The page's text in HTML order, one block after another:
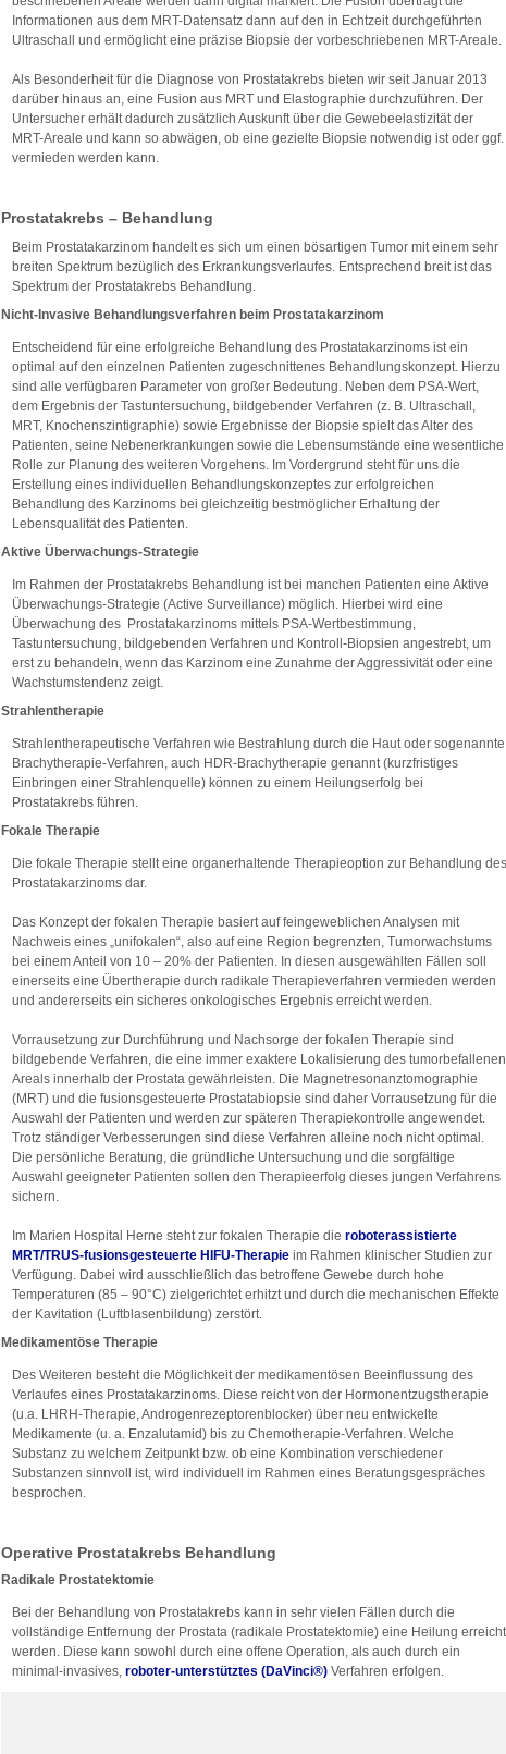
Informationen aus dem MRT-Datensatz dann auf den in Echtzeit durchgeführten
Ultraschall und ermöglicht eine präzise Biopsie der vorbeschriebenen MRT-Areale.
Als Besonderheit für die Diagnose von Prostatakrebs bieten wir seit Januar 2013
darüber hinaus an, eine Fusion aus MRT und Elastographie durchzuführen. Der
Untersucher erhält dadurch zusätzlich Auskunft über die Gewebeelastizität der
MRT-Areale und kann so abwägen, ob eine gezielte Biopsie notwendig ist oder ggf.
vermieden werden kann.
Prostatakrebs – Behandlung
Beim Prostatakarzinom handelt es sich um einen bösartigen Tumor mit einem sehr
breiten Spektrum bezüglich des Erkrankungsverlaufes. Entsprechend breit ist das
Spektrum der Prostatakrebs Behandlung.
Nicht-Invasive Behandlungsverfahren beim Prostatakarzinom
Entscheidend für eine erfolgreiche Behandlung des Prostatakarzinoms ist ein
optimal auf den einzelnen Patienten zugeschnittenes Behandlungskonzept. Hierzu
sind alle verfügbaren Parameter von großer Bedeutung. Neben dem PSA-Wert,
dem Ergebnis der Tastuntersuchung, bildgebender Verfahren (z. B. Ultraschall,
MRT, Knochenszintigraphie) sowie Ergebnisse der Biopsie spielt das Alter des
Patienten, seine Nebenerkrankungen sowie die Lebensumstände eine wesentliche
Rolle zur Planung des weiteren Vorgehens. Im Vordergrund steht für uns die
Erstellung eines individuellen Behandlungskonzeptes zur erfolgreichen
Behandlung des Karzinoms bei gleichzeitig bestmöglicher Erhaltung der
Lebensqualität des Patienten.
Aktive Überwachungs-Strategie
Im Rahmen der Prostatakrebs Behandlung ist bei manchen Patienten eine Aktive
Überwachungs-Strategie (Active Surveillance) möglich. Hierbei wird eine
Überwachung des Prostatakarzinoms mittels PSA-Wertbestimmung,
Tastuntersuchung, bildgebenden Verfahren und Kontroll-Biopsien angestrebt, um
erst zu behandeln, wenn das Karzinom eine Zunahme der Aggressivität oder eine
Wachstumstendenz zeigt.
Strahlentherapie
Strahlentherapeutische Verfahren wie Bestrahlung durch die Haut oder sogenannte
Brachytherapie-Verfahren, auch HDR-Brachytherapie genannt (kurzfristiges
Einbringen einer Strahlenquelle) können zu einem Heilungserfolg bei
Prostatakrebs führen.
Fokale Therapie
Die fokale Therapie stellt eine organerhaltende Therapieoption zur Behandlung des
Prostatakarzinoms dar.
Das Konzept der fokalen Therapie basiert auf feingeweblichen Analysen mit
Nachweis eines „unifokalen“, also auf eine Region begrenzten, Tumorwachstums
bei einem Anteil von 10 – 20% der Patienten. In diesen ausgewählten Fällen soll
einerseits eine Übertherapie durch radikale Therapieverfahren vermieden werden
und andererseits ein sicheres onkologisches Ergebnis erreicht werden.
Vorrausetzung zur Durchführung und Nachsorge der fokalen Therapie sind
bildgebende Verfahren, die eine immer exaktere Lokalisierung des tumorbefallenen
Areals innerhalb der Prostata gewährleisten. Die Magnetresonanztomographie
(MRT) und die fusionsgesteuerte Prostatabiopsie sind daher Vorrausetzung für die
Auswahl der Patienten und werden zur späteren Therapiekontrolle angewendet.
Trotz ständiger Verbesserungen sind diese Verfahren alleine noch nicht optimal.
Die persönliche Beratung, die gründliche Untersuchung und die sorgfältige
Auswahl geeigneter Patienten sollen den Therapieerfolg dieses jungen Verfahrens
sichern.
Im Marien Hospital Herne steht zur fokalen Therapie die roboterassistierte
MRT/TRUS-fusionsgesteuerte HIFU-Therapie im Rahmen klinischer Studien zur
Verfügung. Dabei wird ausschließlich das betroffene Gewebe durch hohe
Temperaturen (85 – 90°C) zielgerichtet erhitzt und durch die mechanischen Effekte
der Kavitation (Luftblasenbildung) zerstört.
Medikamentöse Therapie
Des Weiteren besteht die Möglichkeit der medikamentösen Beeinflussung des
Verlaufes eines Prostatakarzinoms. Diese reicht von der Hormonentzugstherapie
(u.a. LHRH-Therapie, Androgenrezeptorenblocker) über neu entwickelte
Medikamente (u. a. Enzalutamid) bis zu Chemotherapie-Verfahren. Welche
Substanz zu welchem Zeitpunkt bzw. ob eine Kombination verschiedener
Substanzen sinnvoll ist, wird individuell im Rahmen eines Beratungsgespräches
besprochen.
Operative Prostatakrebs Behandlung
Radikale Prostatektomie
Bei der Behandlung von Prostatakrebs kann in sehr vielen Fällen durch die
vollständige Entfernung der Prostata (radikale Prostatektomie) eine Heilung erreicht
werden. Diese kann sowohl durch eine offene Operation, als auch durch ein
minimal-invasives, roboter-unterstütztes (DaVinci®) Verfahren erfolgen.